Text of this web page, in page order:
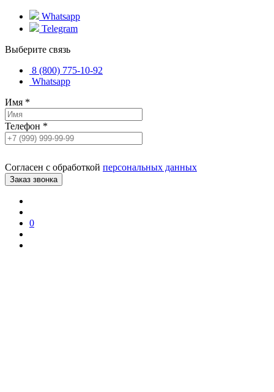
Whatsapp
Telegram
Выберите связь
8 (800) 775-10-92
Whatsapp
Имя *
Телефон *
Согласен с обработкой персональных данных
0